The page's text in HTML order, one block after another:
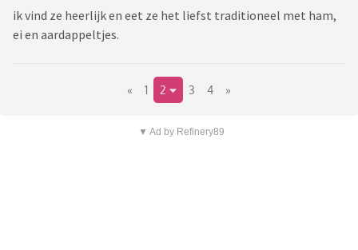
ik vind ze heerlijk en eet ze het liefst traditioneel met ham,
ei en aardappeltjes.
« 1 2 3 4 »
▼ Ad by Refinery89